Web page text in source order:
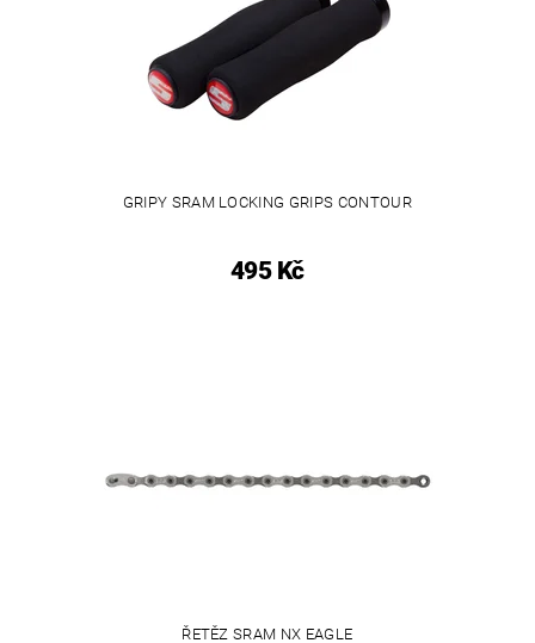
GRIPY SRAM LOCKING GRIPS CONTOUR
495 Kč
ŘETĚZ SRAM NX EAGLE